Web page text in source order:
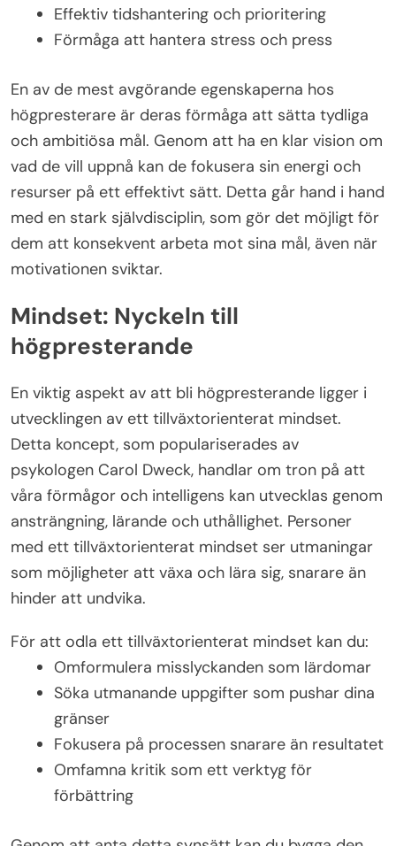
Effektiv tidshantering och prioritering
Förmåga att hantera stress och press
En av de mest avgörande egenskaperna hos
högpresterare är deras förmåga att sätta tydliga
och ambitiösa mål. Genom att ha en klar vision om
vad de vill uppnå kan de fokusera sin energi och
resurser på ett effektivt sätt. Detta går hand i hand
med en stark självdisciplin, som gör det möjligt för
dem att konsekvent arbeta mot sina mål, även när
motivationen sviktar.
Mindset: Nyckeln till
högpresterande
En viktig aspekt av att bli högpresterande ligger i
utvecklingen av ett tillväxtorienterat mindset.
Detta koncept, som populariserades av
psykologen Carol Dweck, handlar om tron på att
våra förmågor och intelligens kan utvecklas genom
ansträngning, lärande och uthållighet. Personer
med ett tillväxtorienterat mindset ser utmaningar
som möjligheter att växa och lära sig, snarare än
hinder att undvika.
För att odla ett tillväxtorienterat mindset kan du:
Omformulera misslyckanden som lärdomar
Söka utmanande uppgifter som pushar dina
gränser
Fokusera på processen snarare än resultatet
Omfamna kritik som ett verktyg för
förbättring